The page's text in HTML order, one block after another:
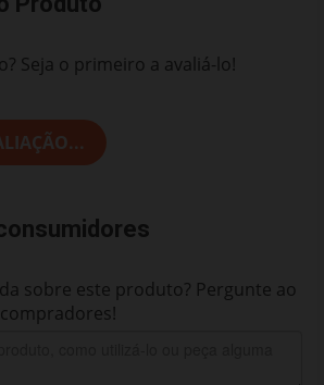
Seja o primeiro a avaliá-lo!
sobre este produto? Pergunte ao